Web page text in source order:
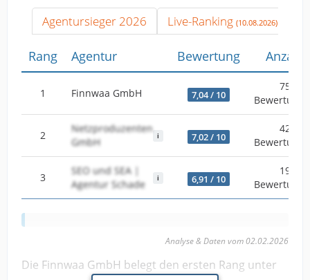
Agentursieger 2026 Live-Ranking (10.08.2026)
Rang Agentur Bewertung Anzahl
1 Finnwaa GmbH 7,04 / 10
75
2
Netzproduzenten
GmbH
7,02 / 10
42
3
SEO und SEA |
Agentur Schade
6,91 / 10
19
Analyse & Daten vom 02.02.2026
Die Finnwaa GmbH belegt den ersten Rang unter